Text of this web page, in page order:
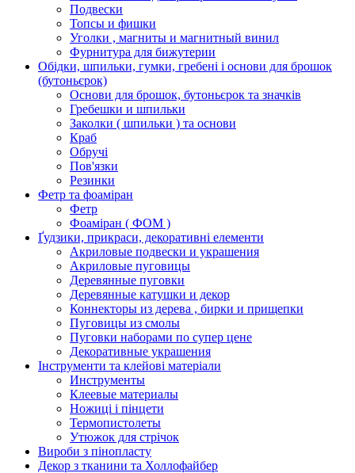
Подвески
Топсы и фишки
Уголки , магниты и магнитный винил
Фурнитура для бижутерии
Обідки, шпильки, гумки, гребені і основи для брошок
(бутоньєрок)
Основи для брошок, бутоньєрок та значків
Гребешки и шпильки
Заколки ( шпильки ) та основи
Краб
Обручі
Пов'язки
Резинки
Фетр та фоаміран
Фетр
Фоаміран ( ФОМ )
Ґудзики, прикраси, декоративні елементи
Акриловые подвески и украшения
Акриловые пуговицы
Деревянные пуговки
Деревянные катушки и декор
Коннекторы из дерева , бирки и прищепки
Пуговицы из смолы
Пуговки наборами по супер цене
Декоративные украшения
Інструменти та клейові матеріали
Инструменты
Клеевые материалы
Ножиці і пінцети
Термопистолеты
Утюжок для стрічок
Вироби з пінопласту
Декор з тканини та Холлофайбер